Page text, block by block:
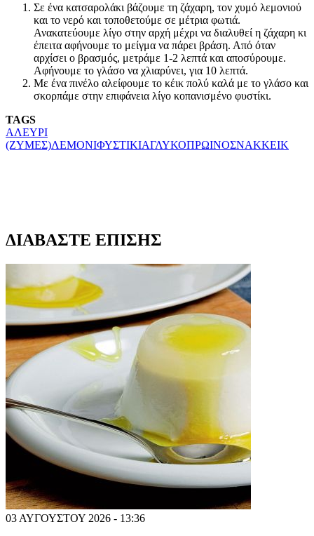
Σε ένα κατσαρολάκι βάζουμε τη ζάχαρη, τον χυμό λεμονιού
και το νερό και τοποθετούμε σε μέτρια φωτιά.
Ανακατεύουμε λίγο στην αρχή μέχρι να διαλυθεί η ζάχαρη κι
έπειτα αφήνουμε το μείγμα να πάρει βράση. Από όταν
αρχίσει ο βρασμός, μετράμε 1-2 λεπτά και αποσύρουμε.
Αφήνουμε το γλάσο να χλιαρύνει, για 10 λεπτά.
Με ένα πινέλο αλείφουμε το κέικ πολύ καλά με το γλάσο και
σκορπάμε στην επιφάνεια λίγο κοπανισμένο φυστίκι.
TAGS
ΑΛΕΥΡΙ
(ΖΥΜΕΣ)ΛΕΜΟΝΙΦΥΣΤΙΚΙΑΓΛΥΚΟΠΡΩΙΝΟΣΝΑΚΚΕΙΚ
ΔΙΑΒΑΣΤΕ ΕΠΙΣΗΣ
03 ΑΥΓΟΥΣΤΟΥ 2026 - 13:36